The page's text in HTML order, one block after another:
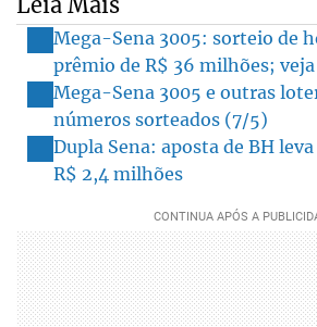
Mega-Sena 3005: sorteio de
prêmio de R$ 36 milhões; veja
Mega-Sena 3005 e outras
números sorteados (7/5)
Dupla Sena: aposta de BH
R$ 2,4 milhões